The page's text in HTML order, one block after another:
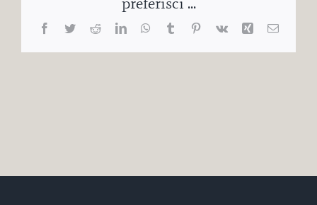
Facebook
TwitterRedditLinkedInWhatsApp
TumblrPinterest
Vk Xing Email